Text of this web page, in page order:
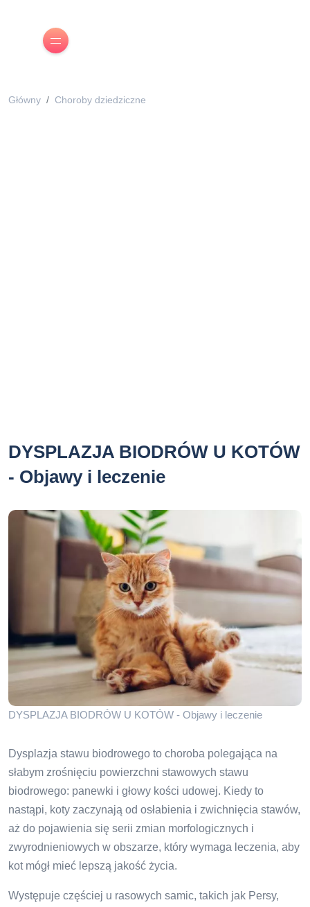
Główny Choroby dziedziczne
DYSPLAZJA BIODRÓW U KOTÓW
- Objawy i leczenie
DYSPLAZJA BIODRÓW U KOTÓW - Objawy i leczenie
Dysplazja stawu biodrowego to choroba polegająca na
słabym zrośnięciu powierzchni stawowych stawu
biodrowego: panewki i głowy kości udowej. Kiedy to
nastąpi, koty zaczynają od osłabienia i zwichnięcia stawów,
aż do pojawienia się serii zmian morfologicznych i
zwyrodnieniowych w obszarze, który wymaga leczenia, aby
kot mógł mieć lepszą jakość życia.
Występuje częściej u rasowych samic, takich jak Persy,